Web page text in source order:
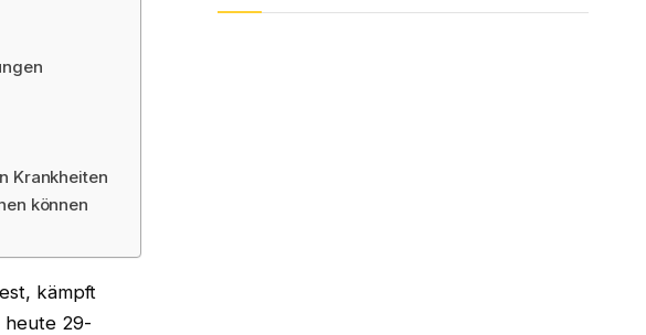
Krankheiten
können
kämpft
heute 29-